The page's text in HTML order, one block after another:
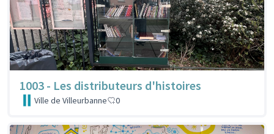
1003 - Les distributeurs d'histoires
Ville de Villeurbanne 0